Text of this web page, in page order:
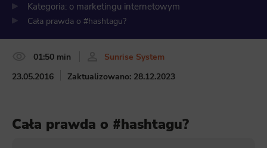
Kategoria: o marketingu internetowym
Cała prawda o #hashtagu?
01:50 min
Sunrise System
23.05.2016
Zaktualizowano: 28.12.2023
Cała prawda o #hashtagu?